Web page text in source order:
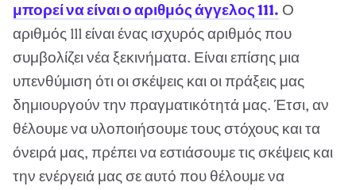
μπορεί να είναι ο αριθμός άγγελος 111. Ο
αριθμός 111 είναι ένας ισχυρός αριθμός που
συμβολίζει νέα ξεκινήματα. Είναι επίσης μια
υπενθύμιση ότι οι σκέψεις και οι πράξεις μας
δημιουργούν την πραγματικότητά μας. Έτσι, αν
θέλουμε να υλοποιήσουμε τους στόχους και τα
όνειρά μας, πρέπει να εστιάσουμε τις σκέψεις και
την ενέργειά μας σε αυτό που θέλουμε να